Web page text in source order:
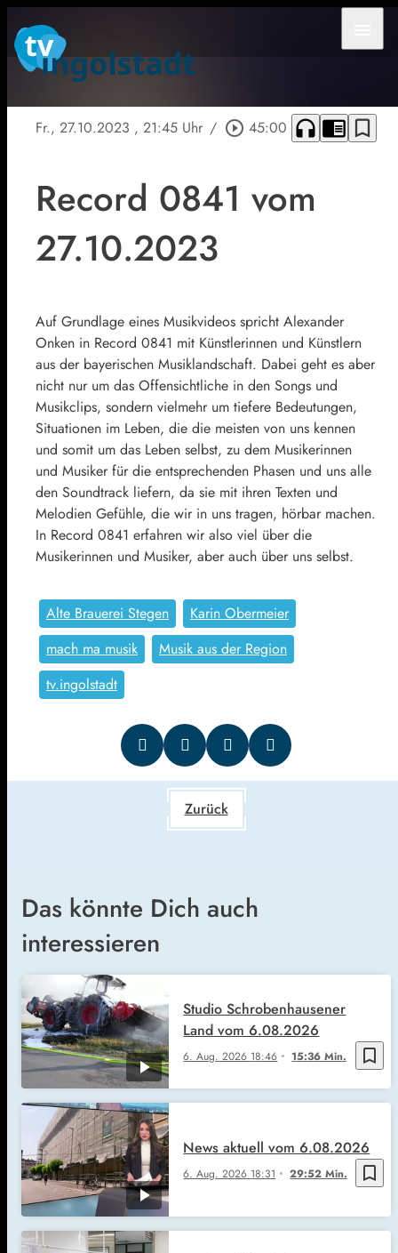
Fr., 27.10.2023 , 21:45 Uhr / play_circle_outline 45:00 headphones chrome_reader_mode bookmark_border
Record 0841 vom
27.10.2023
Auf Grundlage eines Musikvideos spricht Alexander
Onken in Record 0841 mit Künstlerinnen und Künstlern
aus der bayerischen Musiklandschaft. Dabei geht es aber
nicht nur um das Offensichtliche in den Songs und
Musikclips, sondern vielmehr um tiefere Bedeutungen,
Situationen im Leben, die die meisten von uns kennen
und somit um das Leben selbst, zu dem Musikerinnen
und Musiker für die entsprechenden Phasen und uns alle
den Soundtrack liefern, da sie mit ihren Texten und
Melodien Gefühle, die wir in uns tragen, hörbar machen.
In Record 0841 erfahren wir also viel über die
Musikerinnen und Musiker, aber auch über uns selbst.
Alte Brauerei Stegen
Karin Obermeier
mach ma musik
Musik aus der Region
tv.ingolstadt
Zurück
Das könnte Dich auch
interessieren
bookmark_border
6. Aug. 2026 18:46 15:36 Min.
Studio Schrobenhausener
Land vom 6.08.2026
bookmark_border
6. Aug. 2026 18:31 29:52 Min.
News aktuell vom 6.08.2026